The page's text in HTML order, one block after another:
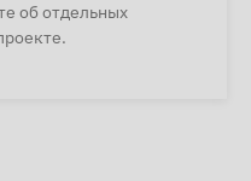
об отдельных